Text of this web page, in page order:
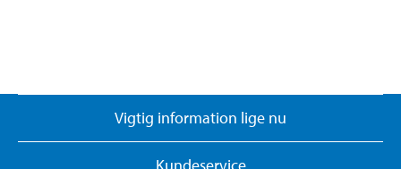
Vigtig information lige nu